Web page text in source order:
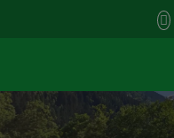
MENU MENU